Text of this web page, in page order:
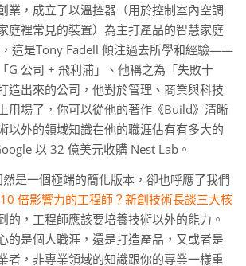
業，成立了以溫控器（用於控制室內空調
庭裡常見的裝置）為主打產品的智慧家庭
這是Tony Fadell 傾注過去所學和經驗——
G 公司 + 飛利浦」、他稱之為「失敗十
出來的公司，他對於管理、商業與科技
用場了，你可以從他的著作《Build》清晰
以外的領域知識在他的職涯佔有有多大的
以 32 億美元收購 Nest Lab。
然是一個極端的簡化版本，卻也呼應了我們
10 倍影響力的工程師？新創技術長談三大核
的，工程師應該要培養技術以外的能力。
的是個人職涯，還是打造產品，又或者是
者，非專業領域的知識跟你的專業一樣重